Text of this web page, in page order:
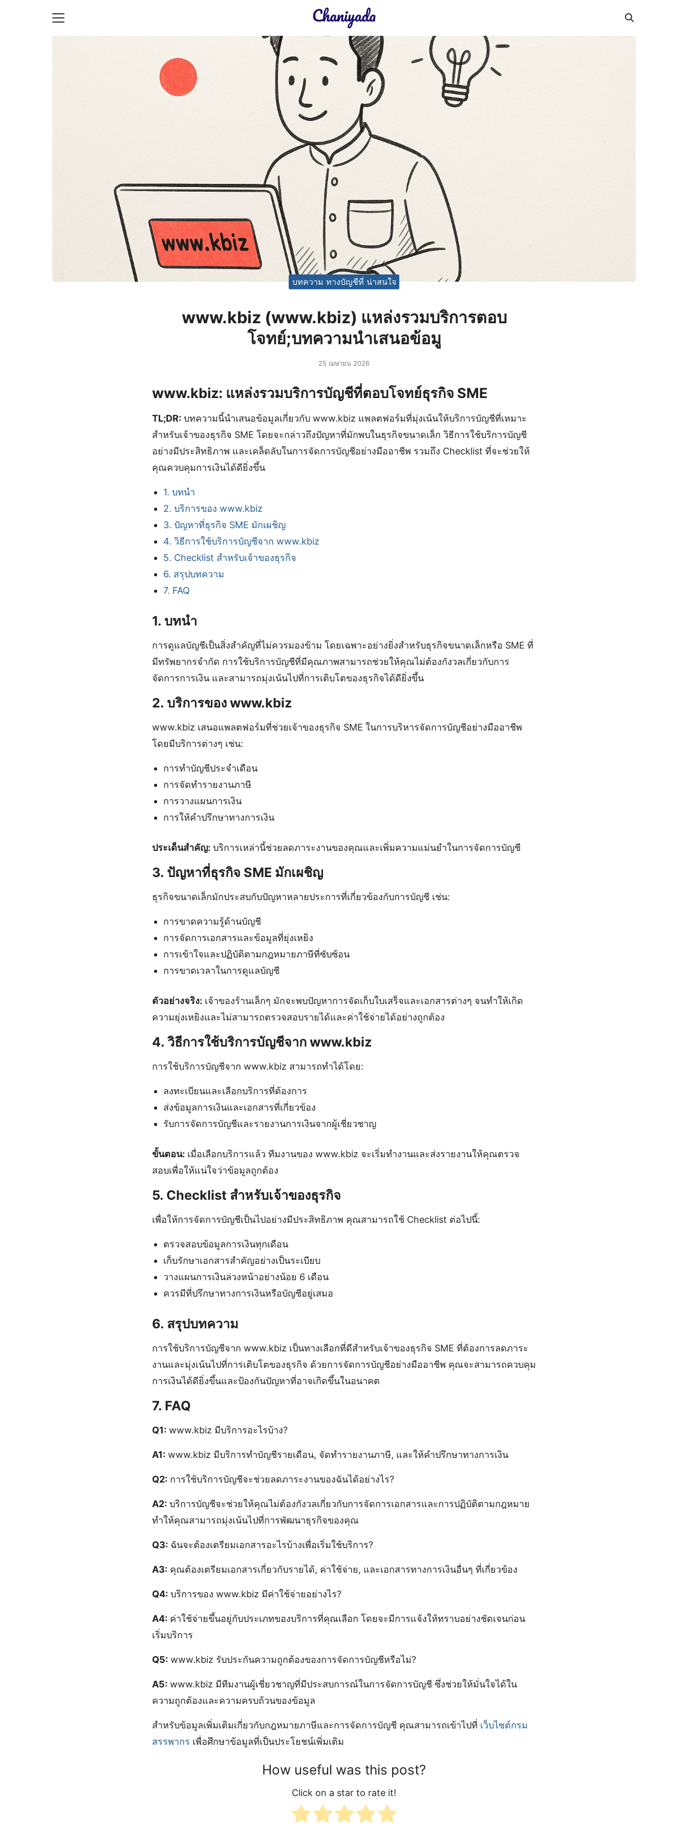
บทความ ทางบัญชีที่ น่าสนใจ
www.kbiz (www.kbiz) แหล่งรวมบริการตอบ
โจทย์;บทความนำเสนอข้อมู
25 เมษายน 2026
www.kbiz: แหล่งรวมบริการบัญชีที่ตอบโจทย์ธุรกิจ SME
TL;DR: บทความนี้นำเสนอข้อมูลเกี่ยวกับ www.kbiz แพลตฟอร์มที่มุ่งเน้นให้บริการบัญชีที่เหมาะ
สำหรับเจ้าของธุรกิจ SME โดยจะกล่าวถึงปัญหาที่มักพบในธุรกิจขนาดเล็ก วิธีการใช้บริการบัญชี
อย่างมีประสิทธิภาพ และเคล็ดลับในการจัดการบัญชีอย่างมืออาชีพ รวมถึง Checklist ที่จะช่วยให้
คุณควบคุมการเงินได้ดียิ่งขึ้น
1. บทนำ
2. บริการของ www.kbiz
3. ปัญหาที่ธุรกิจ SME มักเผชิญ
4. วิธีการใช้บริการบัญชีจาก www.kbiz
5. Checklist สำหรับเจ้าของธุรกิจ
6. สรุปบทความ
7. FAQ
1. บทนำ
การดูแลบัญชีเป็นสิ่งสำคัญที่ไม่ควรมองข้าม โดยเฉพาะอย่างยิ่งสำหรับธุรกิจขนาดเล็กหรือ SME ที่
มีทรัพยากรจำกัด การใช้บริการบัญชีที่มีคุณภาพสามารถช่วยให้คุณไม่ต้องกังวลเกี่ยวกับการ
จัดการการเงิน และสามารถมุ่งเน้นไปที่การเติบโตของธุรกิจได้ดียิ่งขึ้น
2. บริการของ www.kbiz
www.kbiz เสนอแพลตฟอร์มที่ช่วยเจ้าของธุรกิจ SME ในการบริหารจัดการบัญชีอย่างมืออาชีพ
โดยมีบริการต่างๆ เช่น:
การทำบัญชีประจำเดือน
การจัดทำรายงานภาษี
การวางแผนการเงิน
การให้คำปรึกษาทางการเงิน
ประเด็นสำคัญ: บริการเหล่านี้ช่วยลดภาระงานของคุณและเพิ่มความแม่นยำในการจัดการบัญชี
3. ปัญหาที่ธุรกิจ SME มักเผชิญ
ธุรกิจขนาดเล็กมักประสบกับปัญหาหลายประการที่เกี่ยวข้องกับการบัญชี เช่น:
การขาดความรู้ด้านบัญชี
การจัดการเอกสารและข้อมูลที่ยุ่งเหยิง
การเข้าใจและปฏิบัติตามกฎหมายภาษีที่ซับซ้อน
การขาดเวลาในการดูแลบัญชี
ตัวอย่างจริง: เจ้าของร้านเล็กๆ มักจะพบปัญหาการจัดเก็บใบเสร็จและเอกสารต่างๆ จนทำให้เกิด
ความยุ่งเหยิงและไม่สามารถตรวจสอบรายได้และค่าใช้จ่ายได้อย่างถูกต้อง
4. วิธีการใช้บริการบัญชีจาก www.kbiz
การใช้บริการบัญชีจาก www.kbiz สามารถทำได้โดย:
ลงทะเบียนและเลือกบริการที่ต้องการ
ส่งข้อมูลการเงินและเอกสารที่เกี่ยวข้อง
รับการจัดการบัญชีและรายงานการเงินจากผู้เชี่ยวชาญ
ขั้นตอน: เมื่อเลือกบริการแล้ว ทีมงานของ www.kbiz จะเริ่มทำงานและส่งรายงานให้คุณตรวจ
สอบเพื่อให้แน่ใจว่าข้อมูลถูกต้อง
5. Checklist สำหรับเจ้าของธุรกิจ
เพื่อให้การจัดการบัญชีเป็นไปอย่างมีประสิทธิภาพ คุณสามารถใช้ Checklist ต่อไปนี้:
ตรวจสอบข้อมูลการเงินทุกเดือน
เก็บรักษาเอกสารสำคัญอย่างเป็นระเบียบ
วางแผนการเงินล่วงหน้าอย่างน้อย 6 เดือน
ควรมีที่ปรึกษาทางการเงินหรือบัญชีอยู่เสมอ
6. สรุปบทความ
การใช้บริการบัญชีจาก www.kbiz เป็นทางเลือกที่ดีสำหรับเจ้าของธุรกิจ SME ที่ต้องการลดภาระ
งานและมุ่งเน้นไปที่การเติบโตของธุรกิจ ด้วยการจัดการบัญชีอย่างมืออาชีพ คุณจะสามารถควบคุม
การเงินได้ดียิ่งขึ้นและป้องกันปัญหาที่อาจเกิดขึ้นในอนาคต
7. FAQ
Q1: www.kbiz มีบริการอะไรบ้าง?
A1: www.kbiz มีบริการทำบัญชีรายเดือน, จัดทำรายงานภาษี, และให้คำปรึกษาทางการเงิน
Q2: การใช้บริการบัญชีจะช่วยลดภาระงานของฉันได้อย่างไร?
A2: บริการบัญชีจะช่วยให้คุณไม่ต้องกังวลเกี่ยวกับการจัดการเอกสารและการปฏิบัติตามกฎหมาย
ทำให้คุณสามารถมุ่งเน้นไปที่การพัฒนาธุรกิจของคุณ
Q3: ฉันจะต้องเตรียมเอกสารอะไรบ้างเพื่อเริ่มใช้บริการ?
A3: คุณต้องเตรียมเอกสารเกี่ยวกับรายได้, ค่าใช้จ่าย, และเอกสารทางการเงินอื่นๆ ที่เกี่ยวข้อง
Q4: บริการของ www.kbiz มีค่าใช้จ่ายอย่างไร?
A4: ค่าใช้จ่ายขึ้นอยู่กับประเภทของบริการที่คุณเลือก โดยจะมีการแจ้งให้ทราบอย่างชัดเจนก่อน
เริ่มบริการ
Q5: www.kbiz รับประกันความถูกต้องของการจัดการบัญชีหรือไม่?
A5: www.kbiz มีทีมงานผู้เชี่ยวชาญที่มีประสบการณ์ในการจัดการบัญชี ซึ่งช่วยให้มั่นใจได้ใน
ความถูกต้องและความครบถ้วนของข้อมูล
สำหรับข้อมูลเพิ่มเติมเกี่ยวกับกฎหมายภาษีและการจัดการบัญชี คุณสามารถเข้าไปที่ เว็บไซต์กรม
สรรพากร เพื่อศึกษาข้อมูลที่เป็นประโยชน์เพิ่มเติม
How useful was this post?
Click on a star to rate it!